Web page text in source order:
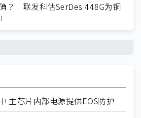
？ 联发科估SerDes 448G为铜
主芯片内部电源提供EOS防护